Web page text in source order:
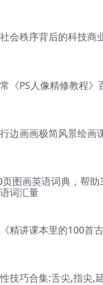
会秩序背后的科技商
《PS人像精修教程》
边画画极简风景绘画
页图画英语词典，帮
词汇量
精讲课本里的100首
技巧合集:舌尖,指尖,